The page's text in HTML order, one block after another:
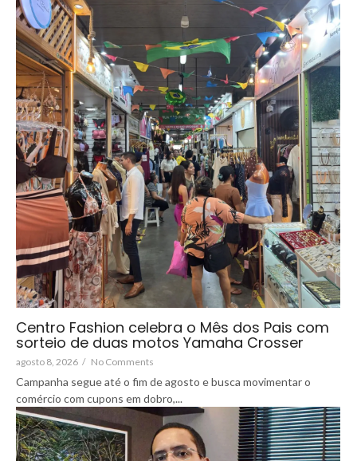
Centro Fashion celebra o Mês dos Pais com
sorteio de duas motos Yamaha Crosser
agosto 8, 2026 / No Comments
Campanha segue até o fim de agosto e busca movimentar o
comércio com cupons em dobro,...